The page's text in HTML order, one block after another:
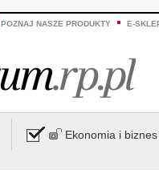
POZNAJ NASZE PRODUKTY E-
Ekonomia i biznes